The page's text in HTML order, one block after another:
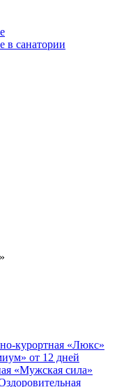
в санатории
курортная «Люкс»
от 12 дней
«Мужская сила»